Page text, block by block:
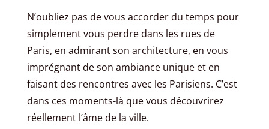
N’oubliez pas de vous accorder du temps pour
simplement vous perdre dans les rues de
Paris, en admirant son architecture, en vous
imprégnant de son ambiance unique et en
faisant des rencontres avec les Parisiens. C’est
dans ces moments-là que vous découvrirez
réellement l’âme de la ville.